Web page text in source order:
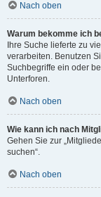
Nach oben
Warum bekomme ich
Ihre Suche lieferte zu
verarbeiten. Benutzen
Suchbegriffe ein oder
Unterforen.
Nach oben
Wie kann ich nach
Gehen Sie zur
suchen“.
Nach oben